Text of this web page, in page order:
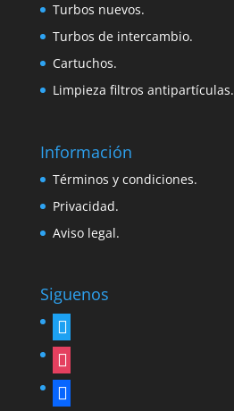
Turbos nuevos.
Turbos de intercambio.
Cartuchos.
Limpieza filtros antipartículas.
Información
Términos y condiciones.
Privacidad.
Aviso legal.
Siguenos
twitter
instagram
facebook